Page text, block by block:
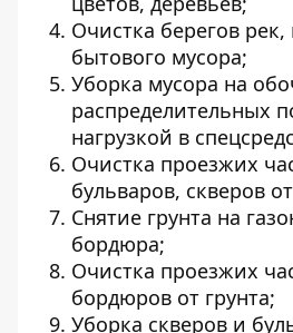
Очистка берегов
бытового мусора;
Уборка мусора на
распределительных
нагрузкой в
Очистка проезжих
бульваров, скверов
Снятие грунта на
бордюра;
Очистка проезжих
бордюров от грунта;
Уборка скверов и